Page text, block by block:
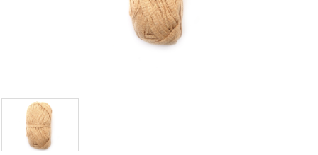
afișa
conținut și
reclame
relevante,